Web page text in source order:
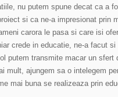
nu putem spune decat ca a
si ca ne-a impresionat prin
carora le pasa si care isi
crede in educatie, ne-a facut
putem transmite macar un sfert
mult, ajungem sa o intelegem
mai buna se realizeaza prin